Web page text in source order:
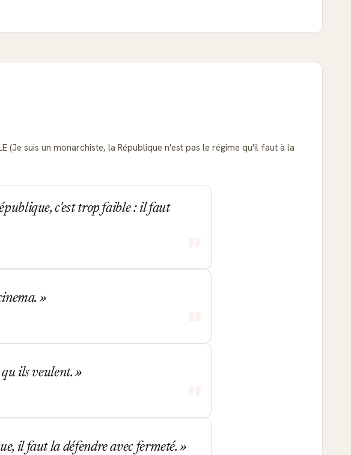
(Je suis un monarchiste, la République n'est pas le régime qu'il faut à la
c'est trop faible : il faut
qu ils veulent.
il faut la défendre avec fermeté.